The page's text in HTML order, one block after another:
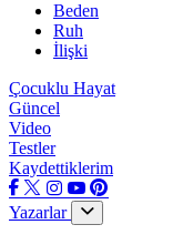
Beden
Ruh
İlişki
Çocuklu Hayat
Güncel
Video
Testler
Kaydettiklerim
Yazarlar